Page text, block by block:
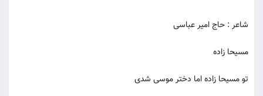
شاعر : حاج امیر عباسی
مسیحا زاده
تو مسیحا زاده اما دختر موسی شدی